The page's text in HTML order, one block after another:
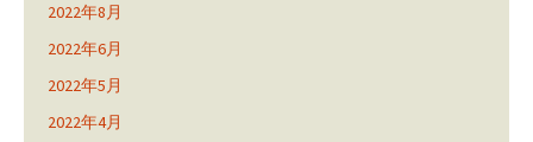
2022年8月
2022年6月
2022年5月
2022年4月